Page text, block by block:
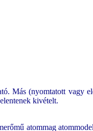
Más (nyomtatott vagy
kivételt.
atommag